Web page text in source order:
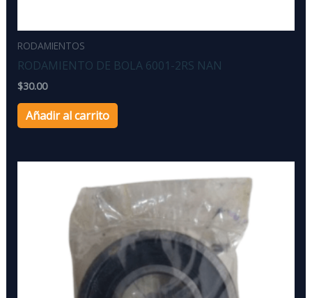
RODAMIENTOS
RODAMIENTO DE BOLA 6001-2RS NAN
$30.00
Añadir al carrito